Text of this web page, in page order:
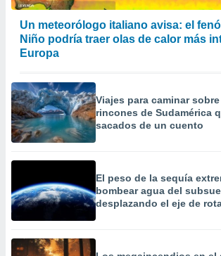
e
mediante
publicidad
publicidad
de
1199
Un meteorólogo italiano avisa: el
Niño podría traer olas de calor más
Europa
Viajes para caminar
rincones de Sudamérica
sacados de un cuento
El peso de la sequía
bombear agua del
desplazando el eje de